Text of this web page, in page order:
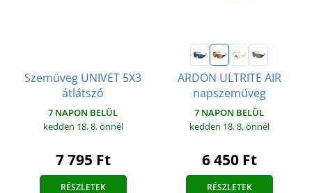
Szemüveg UNIVET 5X3
átlátszó
7 NAPON BELÜL
kedden 18. 8.önnél
7 795 Ft
RÉSZLETEK
ARDON ULTRITE AIR
napszemüveg
7 NAPON BELÜL
kedden 18. 8.önnél
6 450 Ft
RÉSZLETEK